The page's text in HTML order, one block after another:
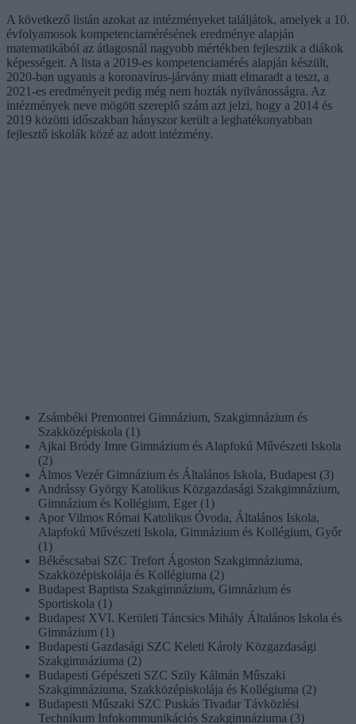
A következő listán azokat az intézményeket találjátok, amelyek a 10.
évfolyamosok kompetenciamérésének eredménye alapján
matematikából az átlagosnál nagyobb mértékben fejlesztik a diákok
képességeit. A lista a 2019-es kompetenciamérés alapján készült,
2020-ban ugyanis a koronavírus-járvány miatt elmaradt a teszt, a
2021-es eredményeit pedig még nem hozták nyilvánosságra. Az
intézmények neve mögött szereplő szám azt jelzi, hogy a 2014 és
2019 közötti időszakban hányszor került a leghatékonyabban
fejlesztő iskolák közé az adott intézmény.
Zsámbéki Premontrei Gimnázium, Szakgimnázium és
Szakközépiskola (1)
Ajkai Bródy Imre Gimnázium és Alapfokú Művészeti Iskola
(2)
Álmos Vezér Gimnázium és Általános Iskola, Budapest (3)
Andrássy György Katolikus Közgazdasági Szakgimnázium,
Gimnázium és Kollégium, Eger (1)
Apor Vilmos Római Katolikus Óvoda, Általános Iskola,
Alapfokú Művészeti Iskola, Gimnázium és Kollégium, Győr
(1)
Békéscsabai SZC Trefort Ágoston Szakgimnáziuma,
Szakközépiskolája és Kollégiuma (2)
Budapest Baptista Szakgimnázium, Gimnázium és
Sportiskola (1)
Budapest XVI. Kerületi Táncsics Mihály Általános Iskola és
Gimnázium (1)
Budapesti Gazdasági SZC Keleti Károly Közgazdasági
Szakgimnáziuma (2)
Budapesti Gépészeti SZC Szily Kálmán Műszaki
Szakgimnáziuma, Szakközépiskolája és Kollégiuma (2)
Budapesti Műszaki SZC Puskás Tivadar Távközlési
Technikum Infokommunikációs Szakgimnáziuma (3)